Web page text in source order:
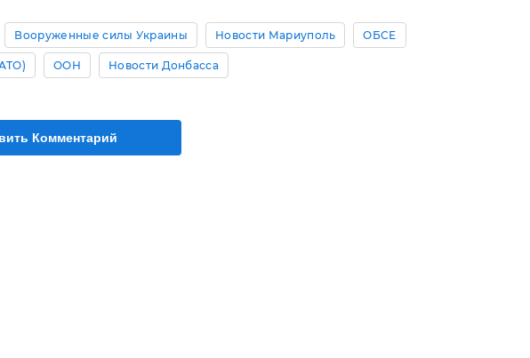
Вооруженные силы Украины Новости Мариуполь ОБСЕ
ООН Новости Донбасса
Комментарий